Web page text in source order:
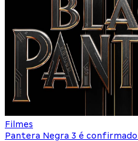
Filmes
Pantera Negra 3 é